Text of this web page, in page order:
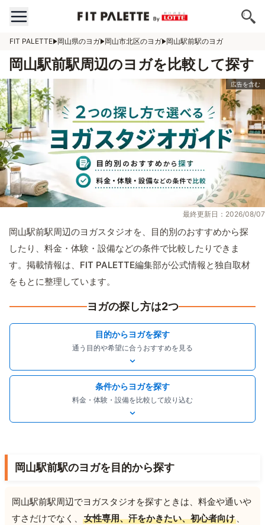
FIT PALETTE 岡山県のヨガ 岡山市北区のヨガ 岡山駅前駅のヨガ
岡山駅前駅周辺のヨガを比較して探す
最終更新日：2026/08/07
岡山駅前駅周辺のヨガスタジオを、目的別のおすすめから探
したり、料金・体験・設備などの条件で比較したりできま
す。掲載情報は、FIT PALETTE編集部が公式情報と独自取材
をもとに整理しています。
ヨガの探し方は2つ
目的からヨガを探す
通う目的や希望に合うおすすめを見る
条件からヨガを探す
料金・体験・設備を比較して絞り込む
岡山駅前駅のヨガを目的から探す
岡山駅前駅周辺でヨガスタジオを探すときは、料金や通いや
すさだけでなく、
女性専用、汗をかきたい、初心者向け 、